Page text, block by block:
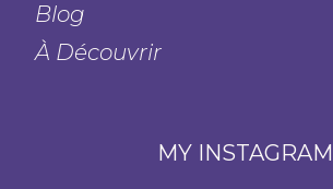
Blog
À Découvrir
MY INSTAGRAM